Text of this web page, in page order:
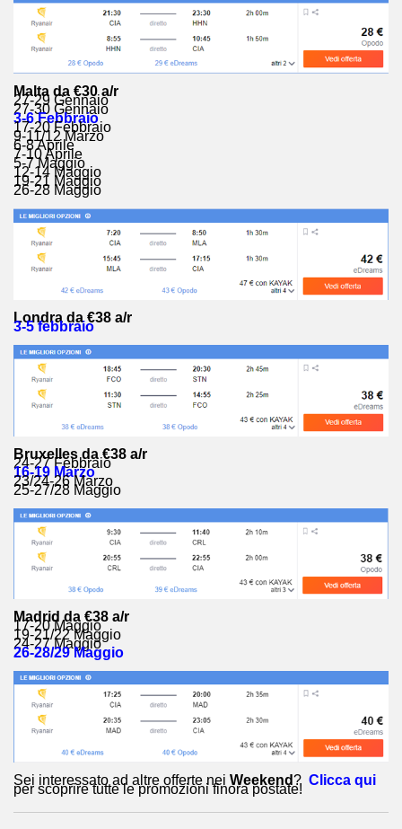
Malta da €30 a/r
27-29 Gennaio
27-30 Gennaio
3-6 Febbraio
17-20 Febbraio
9-11/12 Marzo
6-8 Aprile
7-10 Aprile
5-7 Maggio
12-14 Maggio
19-21 Maggio
26-28 Maggio
Londra da €38 a/r
3-5 febbraio
Bruxelles da €38 a/r
24-27 Febbraio
16-19 Marzo
23/24-26 Marzo
25-27/28 Maggio
Madrid da €38 a/r
17-20 Maggio
19-21/22 Maggio
24-27 Maggio
26-28/29 Maggio
Sei interessato ad altre offerte nei Weekend? Clicca qui
per scoprire tutte le promozioni finora postate!